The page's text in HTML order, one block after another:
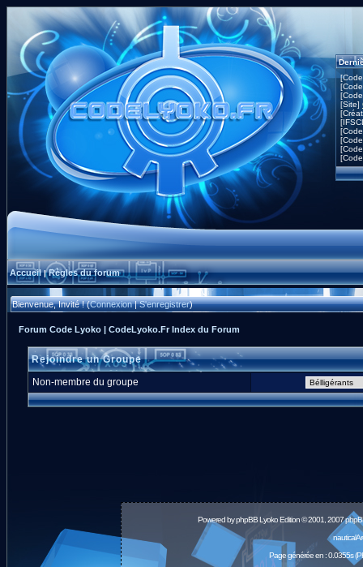
[Site]
Accueil|Règles du forum
Bienvenue, Invité ! (Connexion|S'enregistrer)
Forum Code Lyoko | CodeLyoko.Fr Index du Forum
Rejoindre un Groupe
Non-membre du groupe
Powered byphpBBLyoko Edition © 2001, 2007
Page générée en : 0.0355s